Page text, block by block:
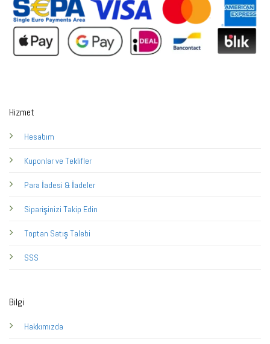
Hizmet
Hesabım
Kuponlar ve Teklifler
Para İadesi & İadeler
Siparişinizi Takip Edin
Toptan Satış Talebi
SSS
Bilgi
Hakkımızda